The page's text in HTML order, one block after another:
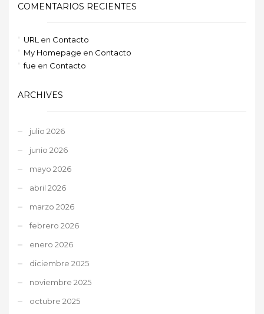
COMENTARIOS RECIENTES
URL en Contacto
My Homepage en Contacto
fue en Contacto
ARCHIVES
julio 2026
junio 2026
mayo 2026
abril 2026
marzo 2026
febrero 2026
enero 2026
diciembre 2025
noviembre 2025
octubre 2025